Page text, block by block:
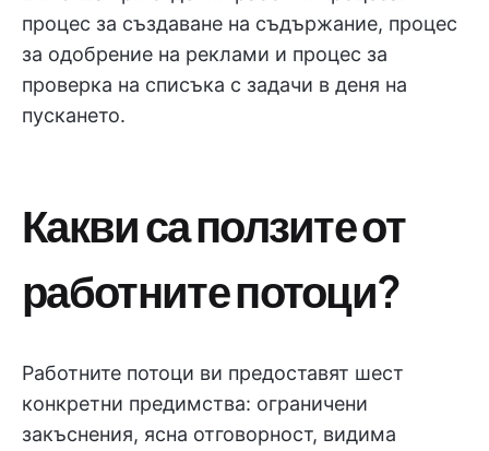
процес за създаване на съдържание, процес
за одобрение на реклами и процес за
проверка на списъка с задачи в деня на
пускането.
Какви са ползите от
работните потоци?
Работните потоци ви предоставят шест
конкретни предимства: ограничени
закъснения, ясна отговорност, видима